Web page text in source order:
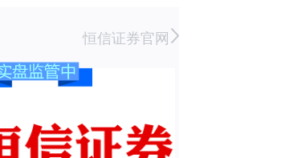
恒信证券官网